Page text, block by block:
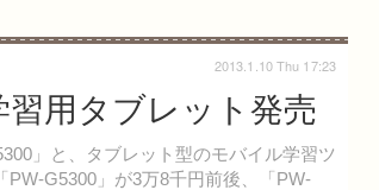
用タブレット発売
」と、タブレット型のモバイル学習ツ
G5300」が3万8千円前後、「PW-
2013.1.10 Thu 17:23